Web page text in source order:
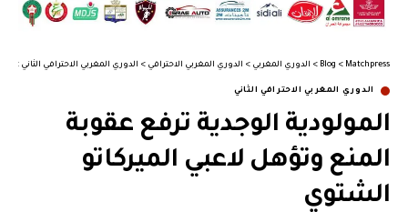
Matchpress
>
Blog
> الدوري المغربي > الدوري المغربي الاحترافي > الدوري المغربي الاحترافي الثاني >
الدوري المغربي الاحترافي الثاني
المولودية الوجدية ترفع عقوبة
المنع وتؤهل لاعبي الميركاتو
الشتوي